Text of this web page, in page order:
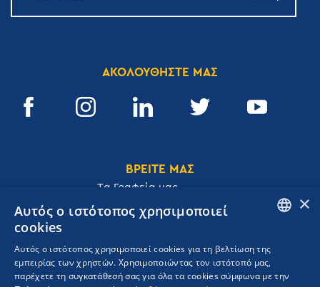
ΑΚΟΛΟΥΘΗΣΤΕ ΜΑΣ
ΒΡΕΙΤΕ ΜΑΣ
Tα Γραφεία μας
Ακαδημίας 32, 106 72, Αθήνα, Ελλάδα
T. +30 210 3609801
GREEK
×
Αυτός ο ιστότοπος χρησιμοποιεί
cookies
Αυτός ο ιστότοπος χρησιμοποιεί cookies για τη βελτίωση της
εμπειρίας των χρηστών. Χρησιμοποιώντας τον ιστότοπό μας,
παρέχετε τη συγκατάθεσή σας για όλα τα cookies σύμφωνα με την